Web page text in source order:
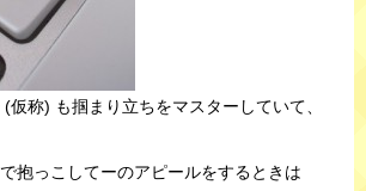
仮称) も掴まり立ちをマスターしていて、
抱っこしてーのアピールをするときは